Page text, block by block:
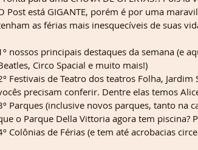
Post está GIGANTE, porém é por uma
as férias mais inesquecíveis de suas
nossos principais destaques da semana (e
Circo Spacial e muito mais!)
Festivais de Teatro dos teatros Folha,
precisam conferir. Dentre elas temos
Parques (inclusive novos parques, tanto na
o Parque Della Vittoria agora tem piscina?
Colônias de Férias (e tem até acrobacias